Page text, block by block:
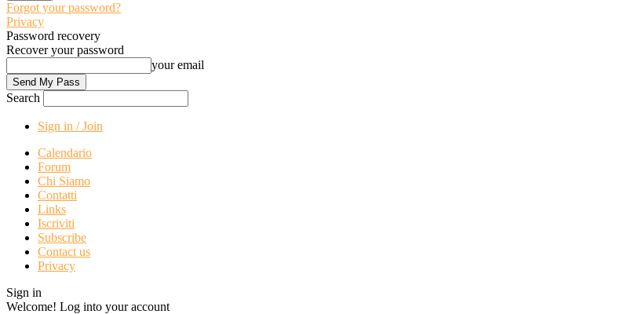
Forgot your password?
Privacy
Password recovery
Recover your password
your email
Search
Sign in / Join
Calendario
Forum
Chi Siamo
Contatti
Links
Iscriviti
Subscribe
Contact us
Privacy
Sign in
Welcome! Log into your account